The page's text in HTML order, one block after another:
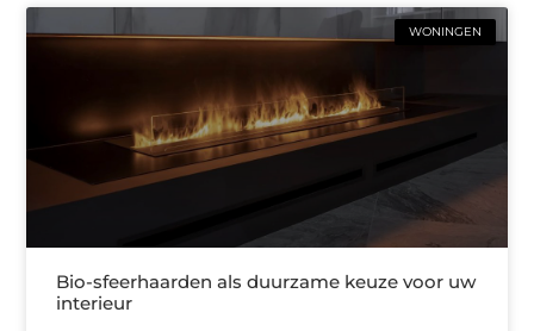
WONINGEN
Bio-sfeerhaarden als duurzame keuze voor uw
interieur